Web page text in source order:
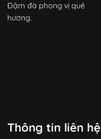
Đậm đà phong vị quê
hương.
Thông tin liên hệ